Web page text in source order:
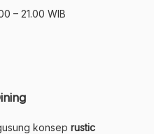
– 21.00 WIB
konsep rustic